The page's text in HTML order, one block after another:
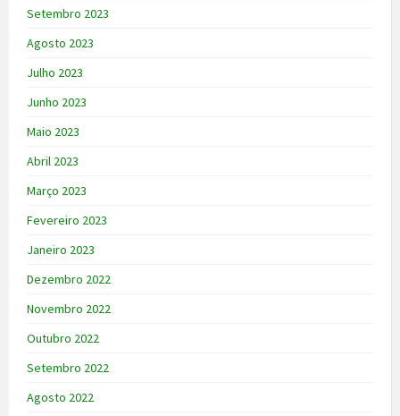
Setembro 2023
Agosto 2023
Julho 2023
Junho 2023
Maio 2023
Abril 2023
Março 2023
Fevereiro 2023
Janeiro 2023
Dezembro 2022
Novembro 2022
Outubro 2022
Setembro 2022
Agosto 2022